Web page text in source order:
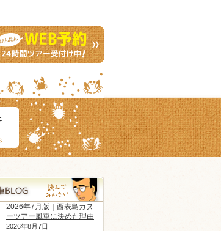
2026年7月版｜西表島カヌ
ーツアー風車に決めた理由
2026年8月7日